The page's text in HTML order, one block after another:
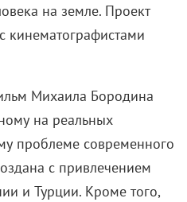
на земле. Проект
кинематографистами
Михаила Бородина
на реальных
проблеме современного
с привлечением
и Турции. Кроме того,